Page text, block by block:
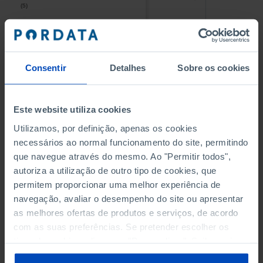
Consentir Detalhes Sobre os cookies
Este website utiliza cookies
Utilizamos, por definição, apenas os cookies
necessários ao normal funcionamento do site, permitindo
que navegue através do mesmo. Ao "Permitir todos",
autoriza a utilização de outro tipo de cookies, que
permitem proporcionar uma melhor experiência de
navegação, avaliar o desempenho do site ou apresentar
as melhores ofertas de produtos e serviços, de acordo
com as suas preferências. Se pretender escolher os
sobre cookies através da gestão de preferências ou da
(5)
(5)
PESSOAL AO SERVIÇO NAS
PESSOAL AO SERVIÇO NAS
DO MUNICÍPIO (%)
Empresas não financeiras
DO MUNICÍPIO (%)
Empresas não financeiras
VOLUME DE NEGÓCIOS DAS
QUATRO MAIORES EMPRESAS
DO MUNICÍPIO (%)
VOLUME DE NEGÓCIOS DAS
QUATRO MAIORES EMPRESAS
DO MUNICÍPIO (%)
-
BANCOS, CAIXAS ECONÓMICAS
BANCOS, CAIXAS ECONÓMICAS
CAIXAS DE CRÉDITO AGRÍCOLA
CAIXAS DE CRÉDITO AGRÍCOLA